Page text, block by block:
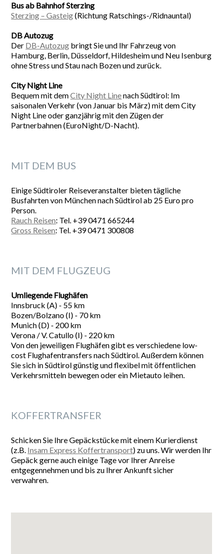
Bus ab Bahnhof Sterzing
Sterzing – Gasteig(Richtung Ratschings-/Ridnauntal)
DB Autozug
Der DB-Autozug bringt Sie und Ihr Fahrzeug von
Hamburg, Berlin, Düsseldorf, Hildesheim und Neu Isenburg
ohne Stress und Stau nach Bozen und zurück.
City Night Line
Bequem mit demCity Night Linenach Südtirol: Im
saisonalen Verkehr (von Januar bis März) mit dem City
Night Line oder ganzjährig mit den Zügen der
Partnerbahnen (EuroNight/D-Nacht).
MIT DEM BUS
Einige Südtiroler Reiseveranstalter bieten tägliche
Busfahrten von München nach Südtirol ab 25 Euro pro
Person.
Rauch Reisen: Tel. +39 0471 665244
Gross Reisen: Tel. +39 0471 300808
MIT DEM FLUGZEUG
Umliegende Flughäfen
Innsbruck (A) - 55 km
Bozen/Bolzano (I) - 70 km
Munich (D) - 200 km
Verona / V. Catullo (I) - 220 km
Von den jeweiligen Flughäfen gibt es verschiedene low-
cost Flughafentransfers nach Südtirol. Außerdem können
Sie sich in Südtirol günstig und flexibel mit öffentlichen
Verkehrsmitteln bewegen oder ein Mietauto leihen.
KOFFERTRANSFER
Schicken Sie Ihre Gepäckstücke mit einem Kurierdienst
(z.B. Insam Express Koffertransport) zu uns. Wir werden Ihr
Gepäck gerne auch einige Tage vor Ihrer Anreise
entgegennehmen und bis zu Ihrer Ankunft sicher
verwahren.